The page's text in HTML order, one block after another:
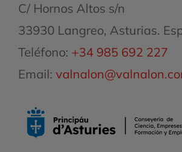
C/ Hornos Altos s/n
33930 Langreo, Asturias.
Teléfono: +34 985 692 227
Email: